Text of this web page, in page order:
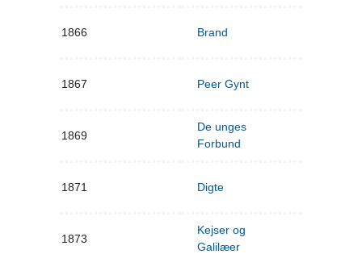
1866 Brand
1867 Peer Gynt
1869
De unges
Forbund
1871 Digte
1873
Kejser og
Galilæer